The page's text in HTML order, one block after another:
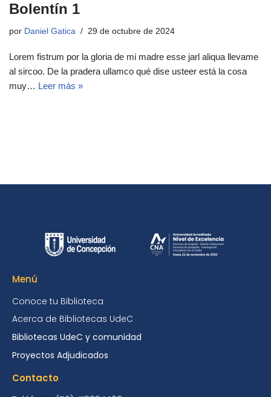
Bolentín 1
por Daniel Gatica 29 de octubre de 2024
Lorem fistrum por la gloria de mi madre esse jarl aliqua llevame
al sircoo. De la pradera ullamco qué dise usteer está la cosa
muy… Leer más »
Menú
Conoce tu Biblioteca
Acerca de Bibliotecas UdeC
Bibliotecas UdeC y comunidad
Proyectos Adjudicados
Contacto